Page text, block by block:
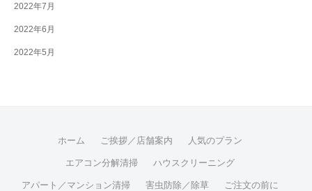
2022年7月
2022年6月
2022年5月
ホーム ご挨拶／店舗案内 人気のプラン
エアコン分解清掃 ハウスクリーニング
アパート／マンション清掃 害虫防除／除草 ご注文の前に